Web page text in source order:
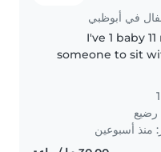
في أبوظبي
I've 1 baby
someone to sit
رضيع
منذ أسبوعين